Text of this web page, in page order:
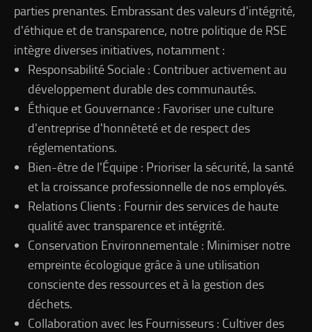
parties prenantes. Embrassant des valeurs d'intégrité,
d'éthique et de transparence, notre politique de RSE
intègre diverses initiatives, notamment :
Responsabilité Sociale : Contribuer activement au
développement durable des communautés.
Éthique et Gouvernance : Favoriser une culture
d'entreprise d'honnêteté et de respect des
réglementations.
Bien-être de l'Équipe : Prioriser la sécurité, la santé
et la croissance professionnelle de nos employés.
Relations Clients : Fournir des services de haute
qualité avec transparence et intégrité.
Conservation Environnementale : Minimiser notre
empreinte écologique grâce à une utilisation
consciente des ressources et à la gestion des
déchets.
Collaboration avec les Fournisseurs : Cultiver des